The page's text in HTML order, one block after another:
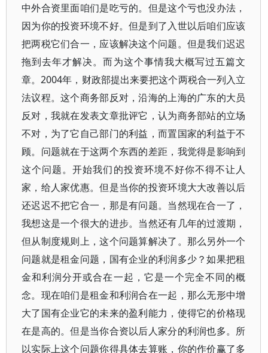
中外合资里面咱们是吃亏的。但是这个亏也没办法，
因为你的投资环境不好。但是到了入世以后咱们应该
把两税它们合一，应该解决这个问题。但是我们迟迟
拖到去年才解决。而为这个事情我大概写过五篇文
章。2004年，财政部提出来要把这个两税合一列入立
法议程。这个商务部反对，沿海的上海的广东的大员
反对，我就在发表文章批评它，认为商务部站的立场
不对，为了它自己部门的利益，而置国家的利益于不
顾。问题就在于这两个东西的差距，我觉得是影响到
这个问题。开始我们的投资环境不好你不得不让人
家，给人家优惠。但是当你的投资环境大大改善以后
还迟迟不把它合一，那是有问题。当然现在合一了，
我想这是一个很大的进步。当然还有几年的过渡期，
但从制度规则上，这个问题算解决了。那么另外一个
问题就是租金问题，国有企业的利润多少？如果把租
金和利润分开或合在一起，它是一个完全不同的概
念。现在咱们是租金和利润合在一起，那么无形中增
大了国有企业它的未来的盈利能力，使得它的价格现
在是高的。但是当你合资以后人家分的利润也多。所
以实际上这个问题你得具体去算账，你的作价赢了多